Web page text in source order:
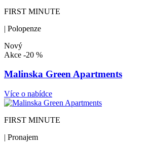
FIRST MINUTE
| Polopenze
Nový
Akce -20 %
Malinska Green Apartments
Více o nabídce
FIRST MINUTE
| Pronajem